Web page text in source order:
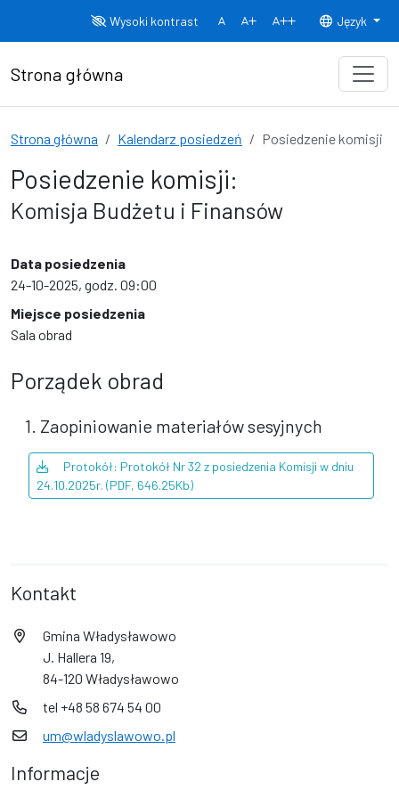
Wysoki kontrast
Normalny rozmiar czcionki
Rozmiar czcionki 150% Rozmiar
Język
Strona główna
Strona główna Kalendarz posiedzeń Posiedzenie komisji
Posiedzenie komisji:
Komisja Budżetu i Finansów
Data posiedzenia
24-10-2025, godz. 09:00
Miejsce posiedzenia
Sala obrad
Porządek obrad
1. Zaopiniowanie materiałów sesyjnych
Protokół: Protokół Nr 32 z posiedzenia Komisji w dniu
24.10.2025r. (PDF, 646.25Kb)
Kontakt
Gmina Władysławowo
J. Hallera 19,
84-120 Władysławowo
tel +48 58 674 54 00
um@wladyslawowo.pl
Informacje